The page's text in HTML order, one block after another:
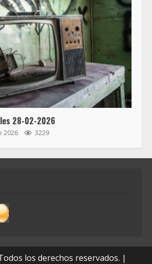
28-02-2026
2026 3229
los derechos reservados. |